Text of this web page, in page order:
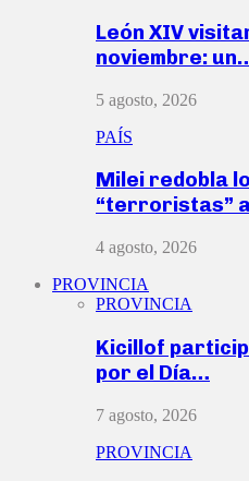
León XIV
noviembre:
5 agosto, 2026
PAÍS
Milei redobla
“terroristas”
4 agosto, 2026
PROVINCIA
PROVINCIA
Kicillof
por el Día…
7 agosto, 2026
PROVINCIA